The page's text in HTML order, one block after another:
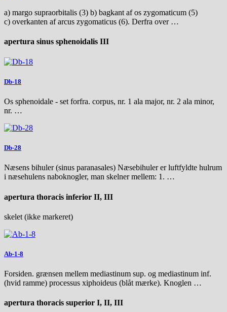
a) margo supraorbitalis (3) b) bagkant af os zygomaticum (5)
c) overkanten af arcus zygomaticus (6). Derfra over …
apertura sinus sphenoidalis III
Db-18
Os sphenoidale - set forfra. corpus, nr. 1 ala major, nr. 2 ala minor,
nr. …
Db-28
Næsens bihuler (sinus paranasales) Næsebihuler er luftfyldte hulrum
i næsehulens naboknogler, man skelner mellem: 1. …
apertura thoracis inferior II, III
skelet (ikke markeret)
Ab-1-8
Forsiden. grænsen mellem mediastinum sup. og mediastinum inf.
(hvid ramme) processus xiphoideus (blåt mærke). Knoglen …
apertura thoracis superior I, II, III